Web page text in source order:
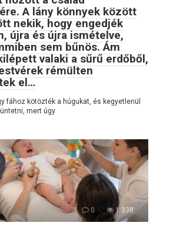
A lány könnyek között
nekik, hogy engedjék
újra és újra ismételve,
sem bűnös. Ám
valaki a sűrű erdőből,
rémülten
el…
fához kötözték a húgukat, és kegyetlenül
mert úgy
0 1 338